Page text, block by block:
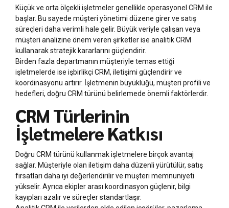
Küçük ve orta ölçekli işletmeler genellikle operasyonel CRM ile
başlar. Bu sayede müşteri yönetimi düzene girer ve satış
süreçleri daha verimli hale gelir. Büyük veriyle çalışan veya
müşteri analizine önem veren şirketler ise analitik CRM
kullanarak stratejik kararlarını güçlendirir.
Birden fazla departmanın müşteriyle temas ettiği
işletmelerde ise işbirlikçi CRM, iletişimi güçlendirir ve
koordinasyonu artırır. İşletmenin büyüklüğü, müşteri profili ve
hedefleri, doğru CRM türünü belirlemede önemli faktörlerdir.
CRM Türlerinin
İşletmelere Katkısı
Doğru CRM türünü kullanmak işletmelere birçok avantaj
sağlar. Müşteriyle olan iletişim daha düzenli yürütülür, satış
fırsatları daha iyi değerlendirilir ve müşteri memnuniyeti
yükselir. Ayrıca ekipler arası koordinasyon güçlenir, bilgi
kayıpları azalır ve süreçler standartlaşır.